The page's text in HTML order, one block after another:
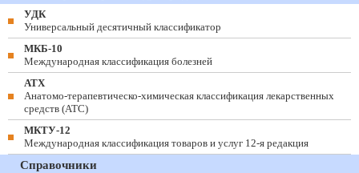
УДК
Универсальный десятичный классификатор
МКБ-10
Международная классификация болезней
АТХ
Анатомо-терапевтическо-химическая классификация лекарственных
средств (ATC)
МКТУ-12
Международная классификация товаров и услуг 12-я редакция
Справочники